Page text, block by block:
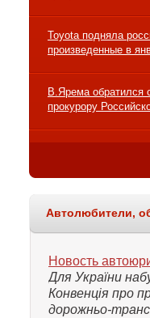
Toyota подняла
произведенные в
В.Ярема обратился
прокурору
Автолюбители,
Новость
Для України
Конвенція про
дорожньо-